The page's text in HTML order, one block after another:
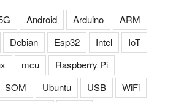
Android Arduino
ARM
Debian Esp32 Intel
IoT
mcu
Raspberry Pi
SOM Ubuntu USB
WiFi